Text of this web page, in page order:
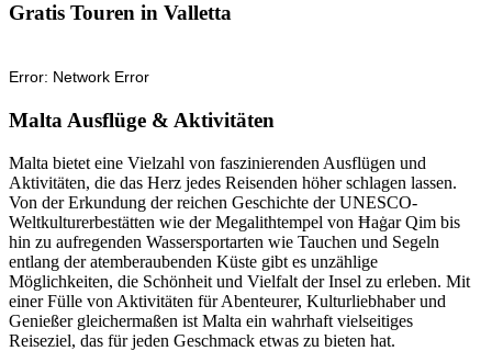
Gratis Touren in Valletta
Malta Ausflüge & Aktivitäten
Malta bietet eine Vielzahl von faszinierenden Ausflügen und
Aktivitäten, die das Herz jedes Reisenden höher schlagen lassen.
Von der Erkundung der reichen Geschichte der UNESCO-
Weltkulturerbestätten wie der Megalithtempel von Ħaġar Qim bis
hin zu aufregenden Wassersportarten wie Tauchen und Segeln
entlang der atemberaubenden Küste gibt es unzählige
Möglichkeiten, die Schönheit und Vielfalt der Insel zu erleben. Mit
einer Fülle von Aktivitäten für Abenteurer, Kulturliebhaber und
Genießer gleichermaßen ist Malta ein wahrhaft vielseitiges
Reiseziel, das für jeden Geschmack etwas zu bieten hat.